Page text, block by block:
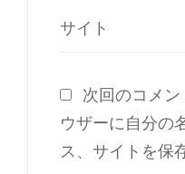
サイト
次回のコメ
ウザーに自分の
ス、サイトを保